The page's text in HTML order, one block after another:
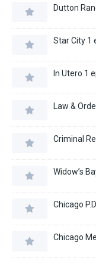
Dutton
Star City 1
In Utero 1
Law &
Criminal
Widow’s
Chicago
Chicago